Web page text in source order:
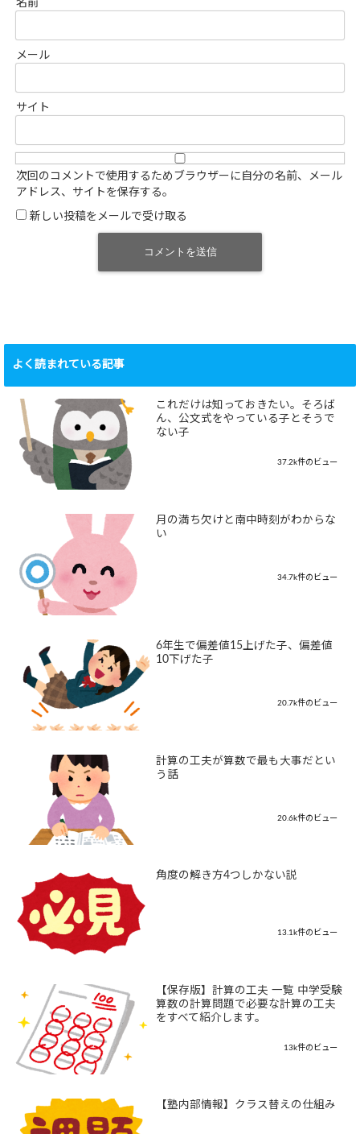
名前
メール
サイト
次回のコメントで使用するためブラウザーに自分の名前、メール
アドレス、サイトを保存する。
新しい投稿をメールで受け取る
よく読まれている記事
これだけは知っておきたい。そろば
ん、公文式をやっている子とそうで
ない子
37.2k件のビュー
月の満ち欠けと南中時刻がわからな
い
34.7k件のビュー
6年生で偏差値15上げた子、偏差値
10下げた子
20.7k件のビュー
計算の工夫が算数で最も大事だとい
う話
20.6k件のビュー
角度の解き方4つしかない説
13.1k件のビュー
【保存版】計算の工夫 一覧 中学受験
算数の計算問題で必要な計算の工夫
をすべて紹介します。
13k件のビュー
【塾内部情報】クラス替えの仕組み